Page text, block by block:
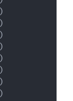
)
)
)
)
)
)
)
)